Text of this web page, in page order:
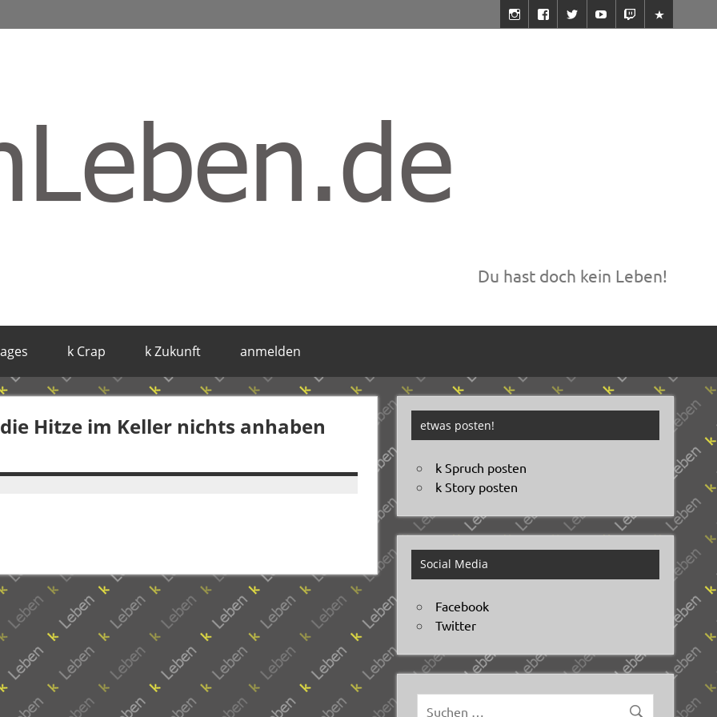
Du hast doch kein Leben!
k Crap k Zukunft anmelden
Hitze im Keller nichts anhaben
etwas posten!
k Spruch posten
k Story posten
Social Media
Facebook
Twitter